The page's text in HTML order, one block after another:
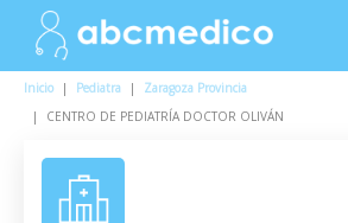
Inicio | Pediatra |
Zaragoza Provincia
|
CENTRO DE PEDIATRÍA DOCTOR OLIVÁN